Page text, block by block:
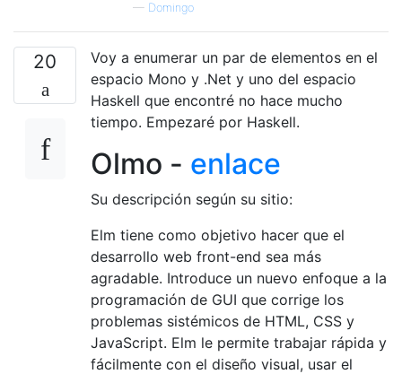
— Domingo
20
Voy a enumerar un par de elementos en el
espacio Mono y .Net y uno del espacio
Haskell que encontré no hace mucho
tiempo. Empezaré por Haskell.
Olmo - enlace
Su descripción según su sitio:
Elm tiene como objetivo hacer que el
desarrollo web front-end sea más
agradable. Introduce un nuevo enfoque a la
programación de GUI que corrige los
problemas sistémicos de HTML, CSS y
JavaScript. Elm le permite trabajar rápida y
fácilmente con el diseño visual, usar el